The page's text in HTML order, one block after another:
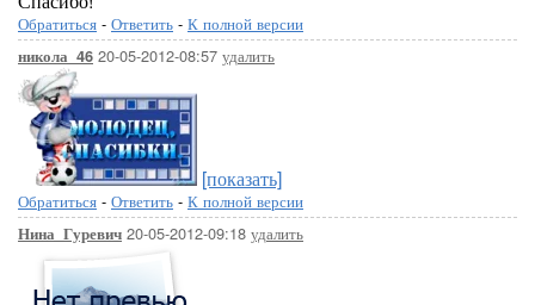
Обратиться - Ответить - К полной версии
никола_46 20-05-2012-08:57 удалить
[показать]
Обратиться - Ответить - К полной версии
Нина_Гуревич 20-05-2012-09:18 удалить